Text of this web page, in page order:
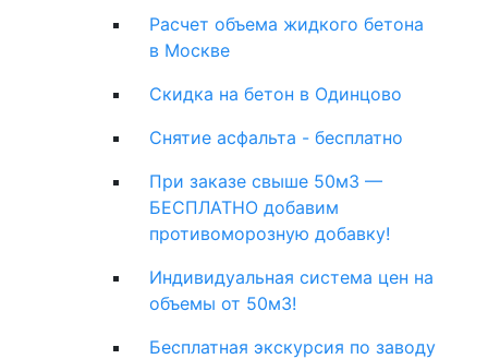
Расчет объема жидкого бетона
в Москве
Скидка на бетон в Одинцово
Снятие асфальта - бесплатно
При заказе свыше 50м3 —
БЕСПЛАТНО добавим
противоморозную добавку!
Индивидуальная система цен на
объемы от 50м3!
Бесплатная экскурсия по заводу